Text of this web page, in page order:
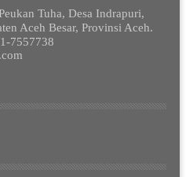
Tuha, Desa Indrapuri,
Aceh Besar, Provinsi Aceh.
7557738